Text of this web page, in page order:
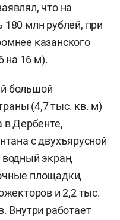
что на
180 млн рублей, при
казанского
на 16 м).
большой
(4,7 тыс. кв. м)
в Дербенте,
с двухъярусной
экран,
площадки,
и 2,2 тыс.
Внутри работает